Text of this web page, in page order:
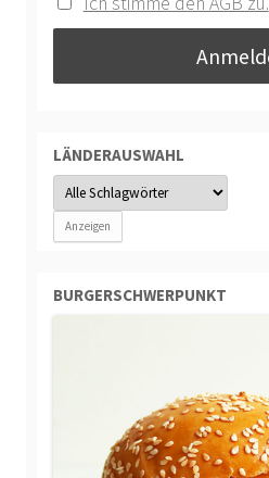
LÄNDERAUSWAHL
BURGERSCHWERPUNKT